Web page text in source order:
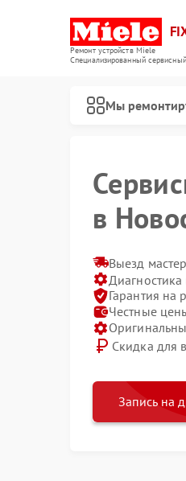
Ремонт устройств Miele
Специализированный
Мы
в
Выезд
Гарантия на
Честные
Скидка для
Запись на